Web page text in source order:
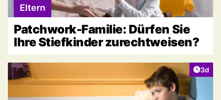
Eltern
Patchwork-Familie: Dürfen Sie
Ihre Stiefkinder zurechtweisen?
3d